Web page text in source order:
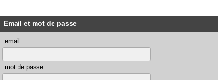
Email et mot de passe
email :
mot de passe :